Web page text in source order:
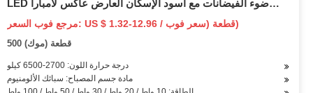
LED ضوء الفيضانات مع أسود الإسكان العارض عاكس لامبارا
استشعار الحركة الألومنيوم
مرجع فوب السعر: US $ 1.32-12.96 / قطعة (سعر فوب)
500 قطعة (موك)
درجة حرارة اللون: 2700-6500 كيلو
مادة جسم المصباح: سبائك الألومنيوم